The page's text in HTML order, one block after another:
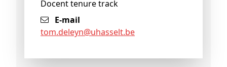
Docent tenure track
E-mail
tom.deleyn@uhasselt.be